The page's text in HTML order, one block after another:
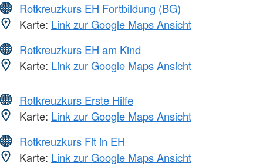
Rotkreuzkurs EH Fortbildung (BG)
Karte: Link zur Google Maps Ansicht
Rotkreuzkurs EH am Kind
Karte: Link zur Google Maps Ansicht
Rotkreuzkurs Erste Hilfe
Karte: Link zur Google Maps Ansicht
Rotkreuzkurs Fit in EH
Karte: Link zur Google Maps Ansicht